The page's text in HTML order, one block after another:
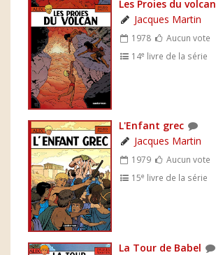
Les Proies du volcan
Jacques Martin
1978
Aucun vote
14e livre de la série
L'Enfant grec
Jacques Martin
1979
Aucun vote
15e livre de la série
La Tour de Babel